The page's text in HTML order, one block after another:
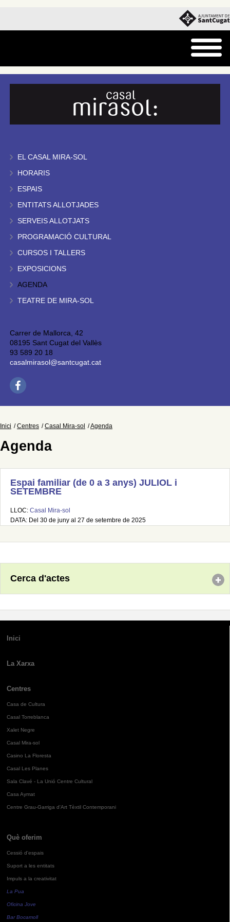
EL CASAL MIRA-SOL
HORARIS
ESPAIS
ENTITATS ALLOTJADES
SERVEIS ALLOTJATS
PROGRAMACIÓ CULTURAL
CURSOS I TALLERS
EXPOSICIONS
AGENDA
TEATRE DE MIRA-SOL
Carrer de Mallorca, 42
08195 Sant Cugat del Vallès
93 589 20 18
casalmirasol@santcugat.cat
Inici Centres Casal Mira-sol Agenda
Agenda
Espai familiar (de 0 a 3 anys) JULIOL i
SETEMBRE
LLOC: Casal Mira-sol
DATA: Del 30 de juny al 27 de setembre de 2025
Cerca d'actes
Inici
La Xarxa
Centres
Casa de Cultura
Casal Torreblanca
Xalet Negre
Casal Mira-sol
Casino La Floresta
Casal Les Planes
Sala Clavé - La Unió Centre Cultural
Casa Aymat
Centre Grau-Garriga d'Art Tèxtil Contemporani
Què oferim
Cessió d'espais
Suport a les entitats
Impuls a la creativitat
La Pua
Oficina Jove
Bar Bocamoll